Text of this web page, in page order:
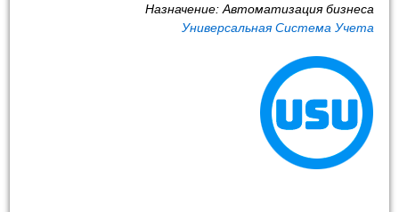
Назначение: Автоматизация бизнеса
Универсальная Система Учета